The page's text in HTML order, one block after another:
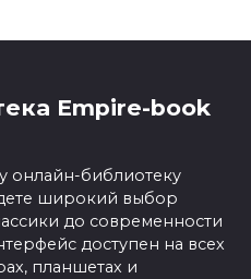
Empire-book
онлайн-библиотеку
широкий выбор
до современности
доступен на всех
планшетах и